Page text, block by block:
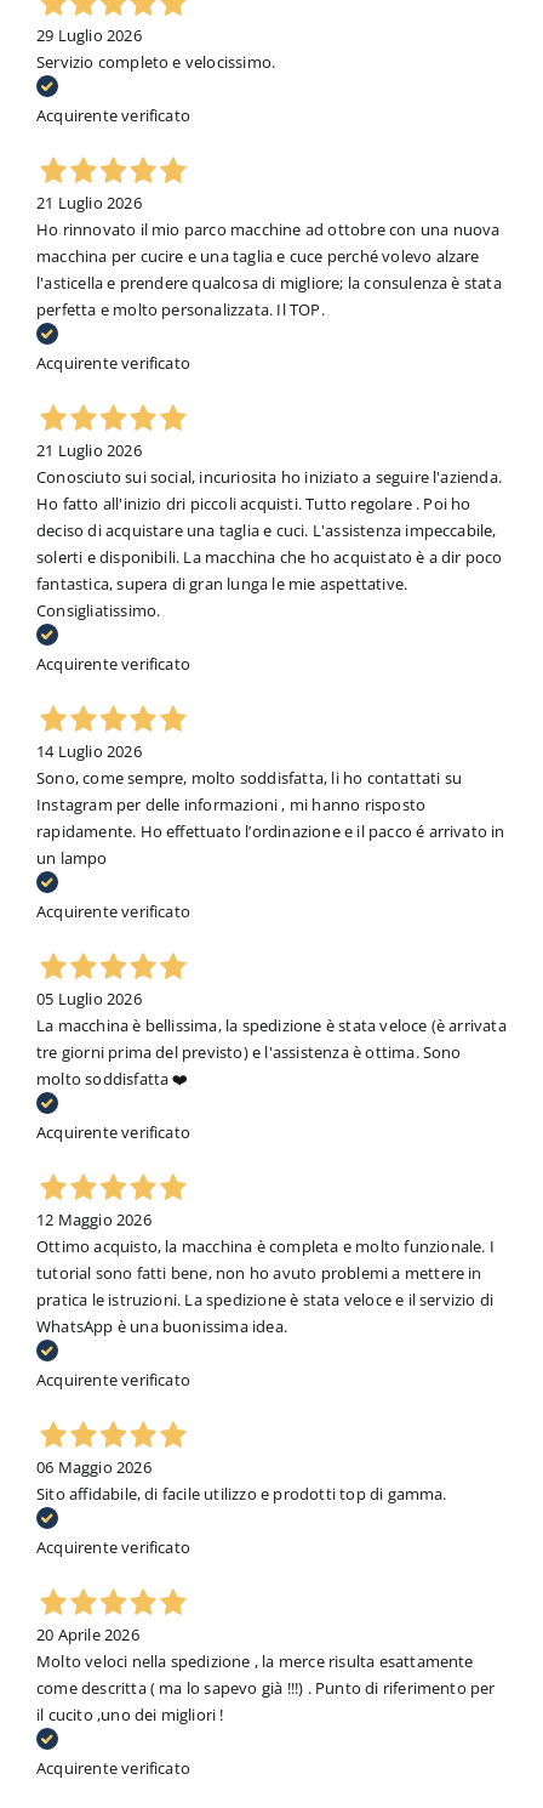
29 Luglio 2026
Servizio completo e velocissimo.
Acquirente verificato
21 Luglio 2026
Ho rinnovato il mio parco macchine ad ottobre con una nuova
macchina per cucire e una taglia e cuce perché volevo alzare
l'asticella e prendere qualcosa di migliore; la consulenza è stata
perfetta e molto personalizzata. Il TOP.
Acquirente verificato
21 Luglio 2026
Conosciuto sui social, incuriosita ho iniziato a seguire l'azienda.
Ho fatto all'inizio dri piccoli acquisti. Tutto regolare . Poi ho
deciso di acquistare una taglia e cuci. L'assistenza impeccabile,
solerti e disponibili. La macchina che ho acquistato è a dir poco
fantastica, supera di gran lunga le mie aspettative.
Consigliatissimo.
Acquirente verificato
14 Luglio 2026
Sono, come sempre, molto soddisfatta, li ho contattati su
Instagram per delle informazioni , mi hanno risposto
rapidamente. Ho effettuato l’ordinazione e il pacco é arrivato in
un lampo
Acquirente verificato
05 Luglio 2026
La macchina è bellissima, la spedizione è stata veloce (è arrivata
tre giorni prima del previsto) e l'assistenza è ottima. Sono
molto soddisfatta ❤️
Acquirente verificato
12 Maggio 2026
Ottimo acquisto, la macchina è completa e molto funzionale. I
tutorial sono fatti bene, non ho avuto problemi a mettere in
pratica le istruzioni. La spedizione è stata veloce e il servizio di
WhatsApp è una buonissima idea.
Acquirente verificato
06 Maggio 2026
Sito affidabile, di facile utilizzo e prodotti top di gamma.
Acquirente verificato
20 Aprile 2026
Molto veloci nella spedizione , la merce risulta esattamente
come descritta ( ma lo sapevo già !!!) . Punto di riferimento per
il cucito ,uno dei migliori !
Acquirente verificato